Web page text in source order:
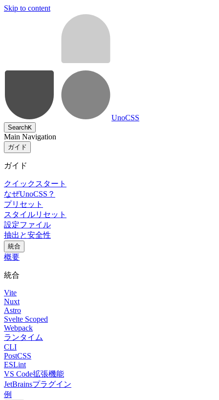
Skip to content
UnoCSS
SearchK
Main Navigation
ガイド
ガイド
クイックスタート
なぜUnoCSS？
プリセット
スタイルリセット
設定ファイル
抽出と安全性
統合
概要
統合
Vite
Nuxt
Astro
Svelte Scoped
Webpack
ランタイム
CLI
PostCSS
ESLint
VS Code拡張機能
JetBrainsプラグイン
例